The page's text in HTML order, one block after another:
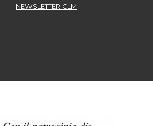
NEWSLETTER CLM